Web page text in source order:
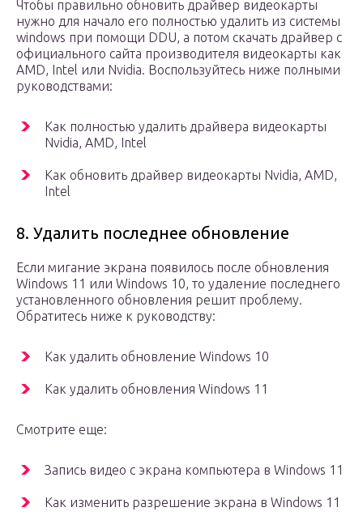
Чтобы правильно обновить драйвер видеокарты
нужно для начало его полностью удалить из системы
windows при помощи DDU, а потом скачать драйвер с
официального сайта производителя видеокарты как
AMD, Intel или Nvidia. Воспользуйтесь ниже полными
руководствами:
Как полностью удалить драйвера видеокарты
Nvidia, AMD, Intel
Как обновить драйвер видеокарты Nvidia, AMD,
Intel
8. Удалить последнее обновление
Если мигание экрана появилось после обновления
Windows 11 или Windows 10, то удаление последнего
установленного обновления решит проблему.
Обратитесь ниже к руководству:
Как удалить обновление Windows 10
Как удалить обновления Windows 11
Смотрите еще:
Запись видео с экрана компьютера в Windows 11
Как изменить разрешение экрана в Windows 11